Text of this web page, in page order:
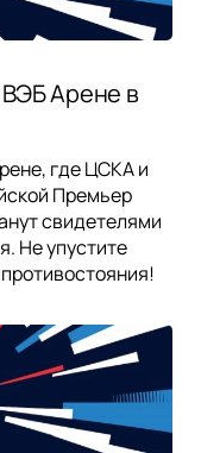
Арене в
где ЦСКА и
Премьер
свидетелями
Не упустите